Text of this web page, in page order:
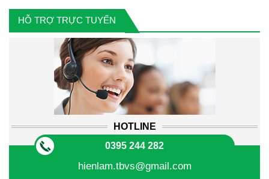
HỖ TRỢ TRỰC TUYẾN
HOTLINE
0395 244 282
hienlam.tbvs@gmail.com